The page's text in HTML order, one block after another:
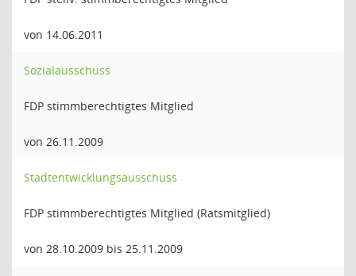
von 14.06.2011
Sozialausschuss
FDP stimmberechtigtes Mitglied
von 26.11.2009
Stadtentwicklungsausschuss
FDP stimmberechtigtes Mitglied (Ratsmitglied)
von 28.10.2009 bis 25.11.2009